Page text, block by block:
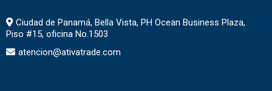
Ciudad de Panamá, Bella Vista, PH Ocean Business Plaza,
Piso #15, oficina No.1503
atencion@ativatrade.com